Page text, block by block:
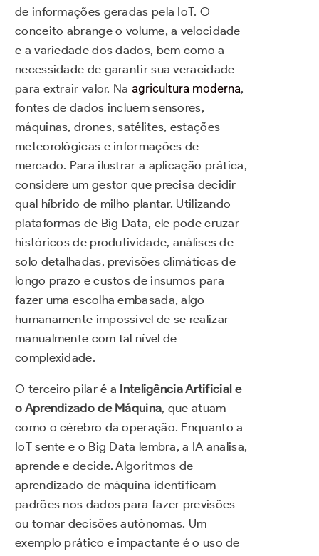
de informações geradas pela IoT. O
conceito abrange o volume, a velocidade
e a variedade dos dados, bem como a
necessidade de garantir sua veracidade
para extrair valor. Na agricultura moderna,
fontes de dados incluem sensores,
máquinas, drones, satélites, estações
meteorológicas e informações de
mercado. Para ilustrar a aplicação prática,
considere um gestor que precisa decidir
qual híbrido de milho plantar. Utilizando
plataformas de Big Data, ele pode cruzar
históricos de produtividade, análises de
solo detalhadas, previsões climáticas de
longo prazo e custos de insumos para
fazer uma escolha embasada, algo
humanamente impossível de se realizar
manualmente com tal nível de
complexidade.
O terceiro pilar é a Inteligência Artificial e
o Aprendizado de Máquina, que atuam
como o cérebro da operação. Enquanto a
IoT sente e o Big Data lembra, a IA analisa,
aprende e decide. Algoritmos de
aprendizado de máquina identificam
padrões nos dados para fazer previsões
ou tomar decisões autônomas. Um
exemplo prático e impactante é o uso de